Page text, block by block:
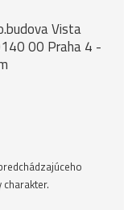
Vista
00 Praha 4 -